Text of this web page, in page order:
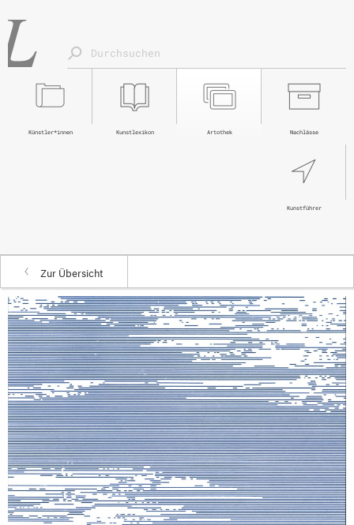
Nachlässe
Artothek
Kunstlexikon
Künstler*innen
Kunstführer
Zur Übersicht